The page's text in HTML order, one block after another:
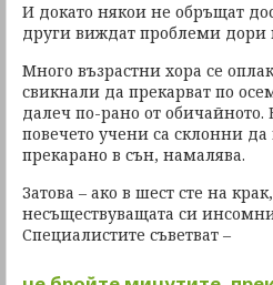
И докато някои не обръщат
други виждат проблеми дори
Много възрастни хора се
свикнали да прекарват по
далеч по-рано от обичайното.
повечето учени са склонни
прекарано в сън, намалява.
Затова – ако в шест сте на
несъществуващата си
Специалистите съветват –